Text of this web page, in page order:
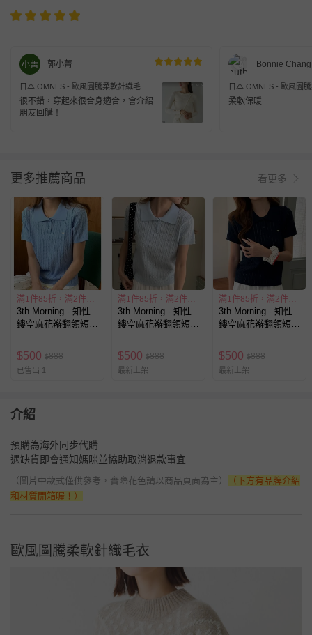
郭小菁
日本 OMNES - 歐風圖騰柔軟針織毛衣-
氣質杏
很不錯，穿起來很合身適合，會介紹
朋友回購！
Bonnie Chang
日本 OMNES - 歐風圖
淺灰杏
柔軟保暖
更多推薦商品 看更多
滿1件85折，滿2件77折
3th Morning - 知性
鏤空麻花辮翻領短袖
$500 $888
已售出 1
滿1件85折，滿2件77折
3th Morning - 知性
鏤空麻花辮翻領短袖
$500 $888
最新上架
滿1件85折，滿2件77折
3th Morning - 知性
鏤空麻花辮翻領短袖
$500 $888
最新上架
介紹
預購為海外同步代購
遇缺貨即會通知媽咪並協助取消退款事宜
（圖片中款式僅供參考，實際花色請以商品頁面為主）
（下方有品牌介紹
和材質開箱喔！）
歐風圖騰柔軟針織毛衣